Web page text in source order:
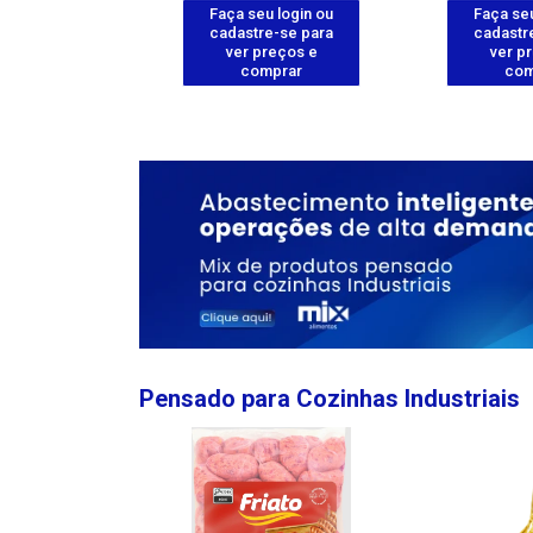
Faça seu login ou
cadastre-se para
ver preços e
comprar
Faça
ver
Pensado para Cozinhas Industriais